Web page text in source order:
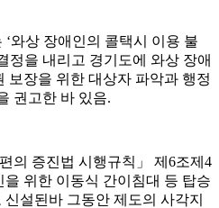
와상 장애인의 콜택시 이용 불
정을 내리고 경기도에 와상 장애
보장을 위한 대상자 파악과 행정
권고한 바 있음.
의 증진법 시행규칙」 제6조제4
위한 이동식 간이침대 등 탑승
설된바 그동안 제도의 사각지